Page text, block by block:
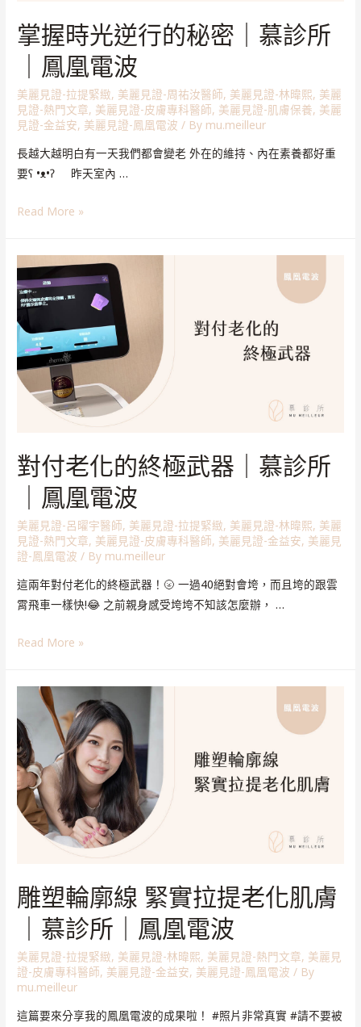
掌握時光逆行的秘密｜慕診所
｜鳳凰電波
美麗見證-拉提緊緻, 美麗見證-周祐汝醫師, 美麗見證-林暐熙, 美麗
見證-熱門文章, 美麗見證-皮膚專科醫師, 美麗見證-肌膚保養, 美麗
見證-金益安, 美麗見證-鳳凰電波 / By mu.meilleur
長越大越明白有一天我們都會變老 外在的維持、內在素養都好重
要ʕ •ᴥ•ʔ 昨天室內 …
Read More »
對付老化的終極武器｜慕診所
｜鳳凰電波
美麗見證-呂曜宇醫師, 美麗見證-拉提緊緻, 美麗見證-林暐熙, 美麗
見證-熱門文章, 美麗見證-皮膚專科醫師, 美麗見證-金益安, 美麗見
證-鳳凰電波 / By mu.meilleur
這兩年對付老化的終極武器！🌝 一過40絕對會垮，而且垮的跟雲
霄飛車一樣快!😂 之前親身感受垮垮不知該怎麼辦， …
Read More »
雕塑輪廓線 緊實拉提老化肌膚
｜慕診所｜鳳凰電波
美麗見證-拉提緊緻, 美麗見證-林暐熙, 美麗見證-熱門文章, 美麗見
證-皮膚專科醫師, 美麗見證-金益安, 美麗見證-鳳凰電波 / By
mu.meilleur
這篇要來分享我的鳳凰電波的成果啦！ #照片非常真實 #請不要被